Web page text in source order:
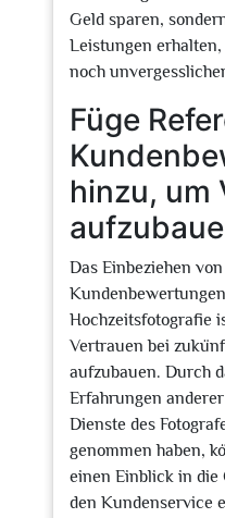
Geld sparen,
Leistungen
noch
Füge
hinzu, um
Das Einbeziehen
Hochzeitsfotografie
Vertrauen bei
aufzubauen. Durch
Erfahrungen
Dienste des
genommen haben,
einen Einblick in die
den Kundenservice